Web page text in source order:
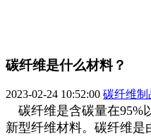
碳纤维是什么材料？
2023-02-24 10:52:00 碳纤维制
碳纤维是含碳量在95%
新型纤维材料。碳纤维